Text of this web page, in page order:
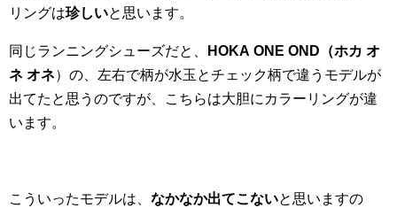
リングは珍しいと思います。
同じランニングシューズだと、
HOKA ONE OND（ホカ オ
ネ オネ）の、左右で柄が水玉とチェック柄で違うモデルが
出てたと思うのですが、こちらは大胆にカラーリングが違
います。
こういったモデルは、 なかなか出てこないと思いますの